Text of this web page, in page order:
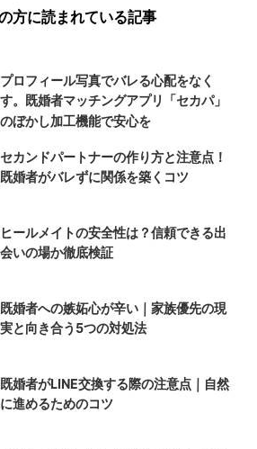
方に読まれている記事
プロフィール写真でバレる心配をなく
す。既婚者マッチングアプリ「セカパ」
のぼかし加工機能で安心を
セカンドパートナーの作り方と注意点！
既婚者がバレずに関係を築くコツ
ヒールメイトの安全性は？信頼できる出
会いの場か徹底検証
既婚者への嫉妬心が辛い｜家族優先の現
実と向き合う5つの対処法
既婚者がLINE交換する際の注意点｜自然
に進めるためのコツ